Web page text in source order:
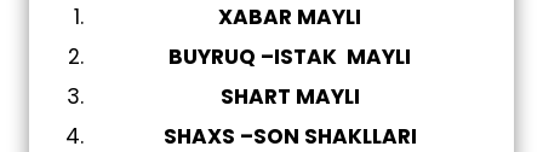
XABAR MAYLI
BUYRUQ –ISTAK MAYLI
SHART MAYLI
SHAXS –SON SHAKLLARI